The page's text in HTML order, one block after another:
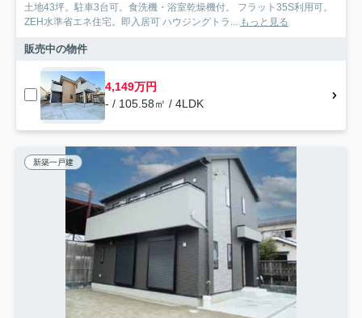
土地43坪。駐車3台可。食洗機・浴室乾燥機付。 フラット35S利用可。
ZEH水準省エネ住宅。即入居可 ハウジングトラ...
もっと見る
販売中の物件
4,149万円
- / 105.58㎡ / 4LDK
新築一戸建